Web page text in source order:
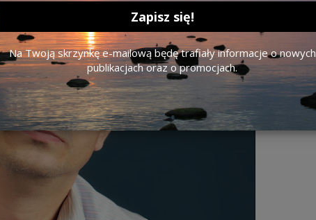
Na Twoją skrzynkę e-mailową będę trafiały informacje o nowych
publikacjach oraz o promocjach.